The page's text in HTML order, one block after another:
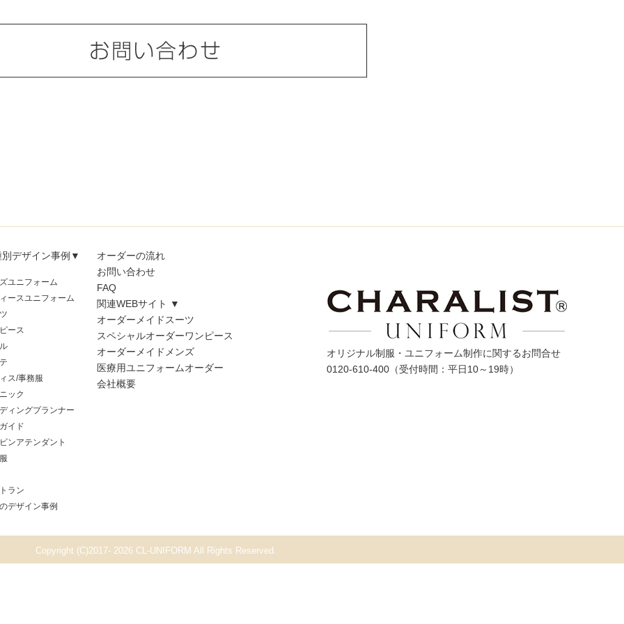
別デザイン事例▼
ユニフォーム
ースユニフォーム
ース
ス/事務服
ック
ィングプランナー
イド
ンアテンダント
ラン
デザイン事例
オーダーの流れ
お問い合わせ
FAQ
関連WEBサイト ▼
オーダーメイドスーツ
スペシャルオーダーワンピース
オーダーメイドメンズ
医療用ユニフォームオーダー
会社概要
オリジナル制服・ユニフォーム制作に関するお問合せ
0120-610-400 （受付時間：平日10～19時）
Copyright (C)2017- 2026 CL-UNIFORM All Rights Reserved.